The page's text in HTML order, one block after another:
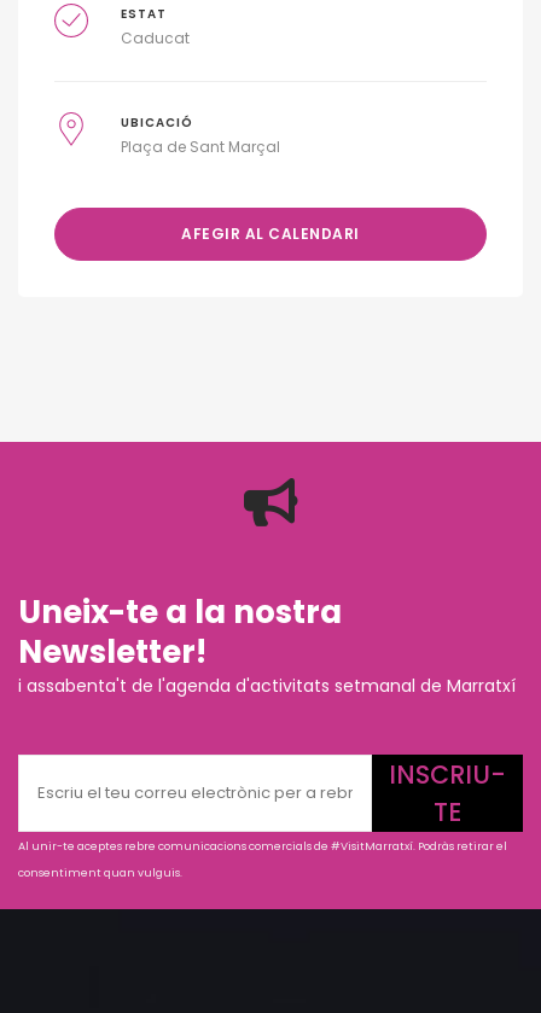
ESTAT
Caducat
UBICACIÓ
Plaça de Sant Marçal
AFEGIR AL CALENDARI
Uneix-te a la nostra
Newsletter!
i assabenta't de l'agenda d'activitats setmanal de Marratxí
INSCRIU-
TE
Al unir-te aceptes rebre comunicacions comercials de #VisitMarratxí. Podràs retirar el
consentiment quan vulguis.